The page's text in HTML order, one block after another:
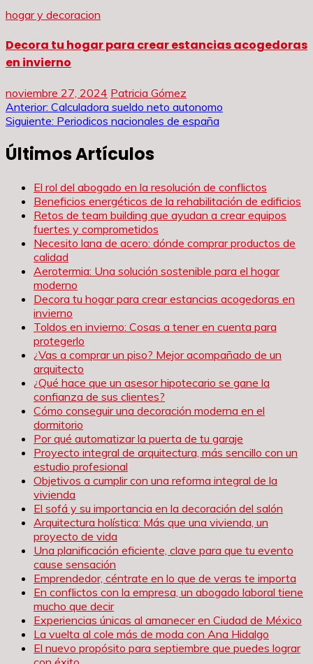
hogar y decoracion
Decora tu hogar para crear estancias acogedoras
en invierno
noviembre 27, 2024 Patricia Gómez
Navegación
entradas
Anterior: Calculadora sueldo neto autonomo
Siguiente: Periodicos nacionales de españa
Últimos Artículos
El rol del abogado en la resolución de conflictos
Beneficios energéticos de la rehabilitación de edificios
Retos de team building que ayudan a crear equipos
fuertes y comprometidos
Necesito lana de acero: dónde comprar productos de
calidad
Aerotermia: Una solución sostenible para el hogar
moderno
Decora tu hogar para crear estancias acogedoras en
invierno
Toldos en invierno: Cosas a tener en cuenta para
protegerlo
¿Vas a comprar un piso? Mejor acompañado de un
arquitecto
¿Qué hace que un asesor hipotecario se gane la
confianza de sus clientes?
Cómo conseguir una decoración moderna en el
dormitorio
Por qué automatizar la puerta de tu garaje
Proyecto integral de arquitectura, más sencillo con un
estudio profesional
Objetivos a cumplir con una reforma integral de la
vivienda
El sofá y su importancia en la decoración del salón
Arquitectura holística: Más que una vivienda, un
proyecto de vida
Una planificación eficiente, clave para que tu evento
cause sensación
Emprendedor, céntrate en lo que de veras te importa
En conflictos con la empresa, un abogado laboral tiene
mucho que decir
Experiencias únicas al amanecer en Ciudad de México
La vuelta al cole más de moda con Ana Hidalgo
El nuevo propósito para septiembre que puedes lograr